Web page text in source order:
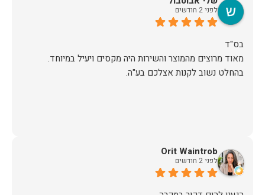
לפני 2 חודשים
מאוד מרוצים מהמוצר והשירות היה מקסים ויעיל במיוחד.
בהחלט נשוב לקנות אצלכם בע"ה.
Orit Waintrob
לפני 2 חודשים